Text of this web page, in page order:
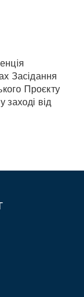
Засідання
Проєкту
заході від